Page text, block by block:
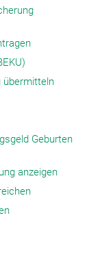
übermitteln
Geburten
anzeigen